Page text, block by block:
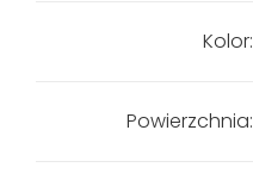
Kolor:
Powierzchnia: